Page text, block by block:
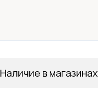
Наличие в магазинах